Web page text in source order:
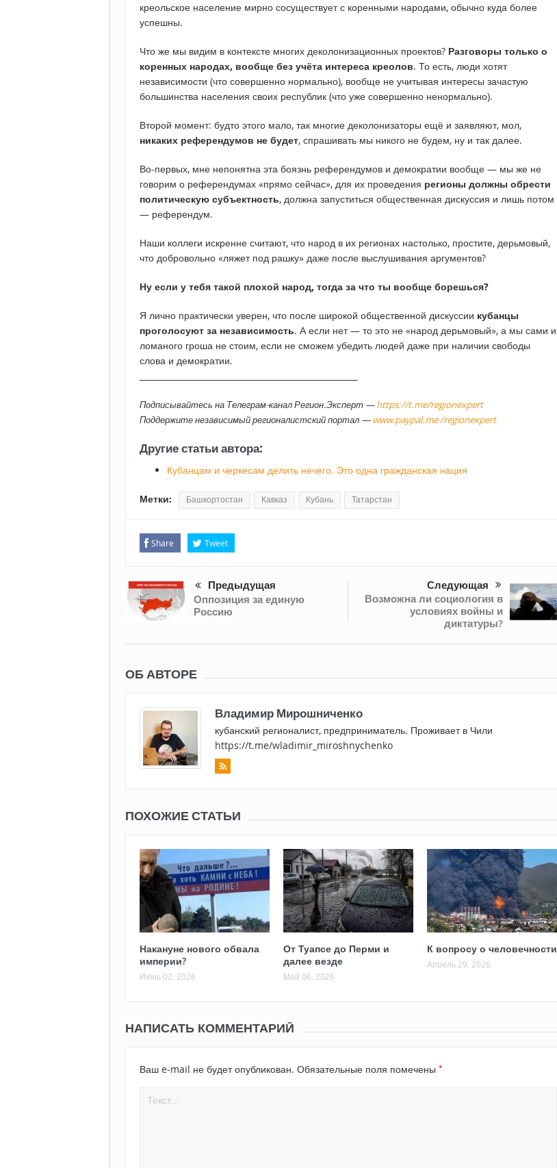
креольское население мирно сосуществует с коренными народами, обычно куда более
успешны.
Что же мы видим в контексте многих деколонизационных проектов? Разговоры только о
коренных народах, вообще без учёта интереса креолов. То есть, люди хотят
независимости (что совершенно нормально), вообще не учитывая интересы зачастую
большинства населения своих республик (что уже совершенно ненормально).
Второй момент: будто этого мало, так многие деколонизаторы ещё и заявляют, мол,
никаких референдумов не будет, спрашивать мы никого не будем, ну и так далее.
Во-первых, мне непонятна эта боязнь референдумов и демократии вообще — мы же не
говорим о референдумах «прямо сейчас», для их проведения регионы должны обрести
политическую субъектность, должна запуститься общественная дискуссия и лишь потом
— референдум.
Наши коллеги искренне считают, что народ в их регионах настолько, простите, дерьмовый,
что добровольно «ляжет под рашку» даже после выслушивания аргументов?
Ну если у тебя такой плохой народ, тогда за что ты вообще борешься?
Я лично практически уверен, что после широкой общественной дискуссии кубанцы
проголосуют за независимость. А если нет — то это не «народ дерьмовый», а мы сами и
ломаного гроша не стоим, если не сможем убедить людей даже при наличии свободы
слова и демократии.
Подписывайтесь на Телеграм-канал Регион.Эксперт —https://t.me/regionexpert
Поддержите независимый регионалистский портал — www.paypal.me /regionexpert
Другие статьи автора:
Кубанцам и черкесам делить нечего. Это одна гражданская нация
Метки: Башкортостан Кавказ Кубань Татарстан
Share Tweet
Предыдущая
Оппозиция за единую
Россию
Следующая
Возможна ли социология в
условиях войны и
диктатуры?
ОБ АВТОРЕ
Владимир Мирошниченко
кубанский регионалист, предприниматель. Проживает в Чили
https://t.me/wladimir_miroshnychenko
ПОХОЖИЕ СТАТЬИ
Накануне нового обвала
империи?
Июнь 02, 2026
От Туапсе до Перми и
далее везде
Май 06, 2026
К вопросу о человечности
Апрель 29, 2026
НАПИСАТЬ КОММЕНТАРИЙ
Ваш e-mail не будет опубликован. Обязательные поля помечены *